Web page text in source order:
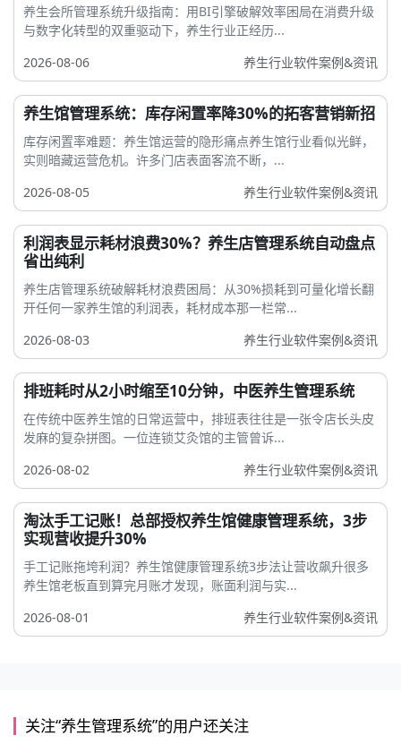
养生会所管理系统升级指南：用BI引擎破解效率困局在消费升级
与数字化转型的双重驱动下，养生行业正经历...
2026-08-06
养生行业软件案例&资讯
养生馆管理系统：库存闲置率降30%的拓客营销新招
库存闲置率难题：养生馆运营的隐形痛点养生馆行业看似光鲜，
实则暗藏运营危机。许多门店表面客流不断，...
2026-08-05
养生行业软件案例&资讯
利润表显示耗材浪费30%？养生店管理系统自动盘点
省出纯利
养生店管理系统破解耗材浪费困局：从30%损耗到可量化增长翻
开任何一家养生馆的利润表，耗材成本那一栏常...
2026-08-03
养生行业软件案例&资讯
排班耗时从2小时缩至10分钟，中医养生管理系统
在传统中医养生馆的日常运营中，排班表往往是一张令店长头皮
发麻的复杂拼图。一位连锁艾灸馆的主管曾诉...
2026-08-02
养生行业软件案例&资讯
淘汰手工记账！总部授权养生馆健康管理系统，3步
实现营收提升30%
手工记账拖垮利润？养生馆健康管理系统3步法让营收飙升很多
养生馆老板直到算完月账才发现，账面利润与实...
2026-08-01
养生行业软件案例&资讯
关注“养生管理系统”的用户还关注